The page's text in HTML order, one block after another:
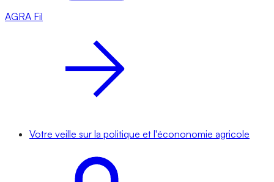
AGRA Fil
Votre veille sur la politique et l'écononomie agricole